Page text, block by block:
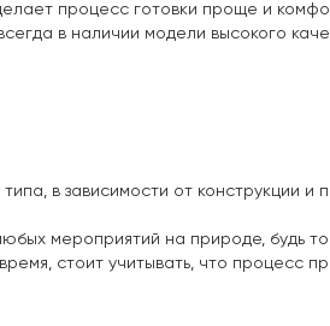
процесс готовки проще и
в наличии модели высокого
в зависимости от конструкции и
мероприятий на природе, будь
стоит учитывать, что процесс